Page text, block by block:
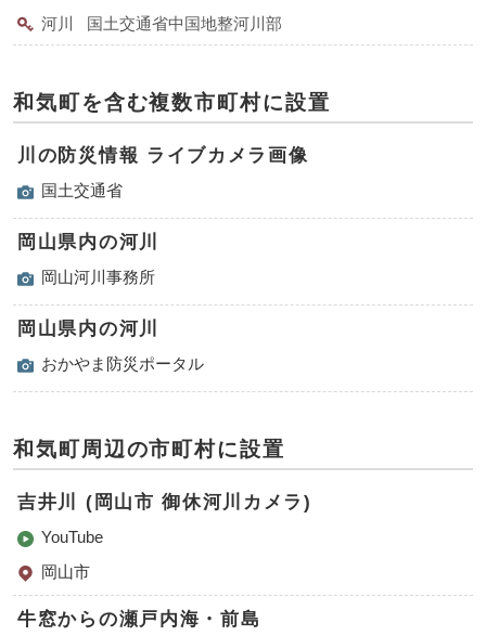
河川
国土交通省中国地整河川部
和気町を含む複数市町村に設置
川の防災情報 ライブカメラ画像
国土交通省
岡山県内の河川
岡山河川事務所
岡山県内の河川
おかやま防災ポータル
和気町周辺の市町村に設置
吉井川 (岡山市 御休河川カメラ)
YouTube
岡山市
牛窓からの瀬戸内海・前島